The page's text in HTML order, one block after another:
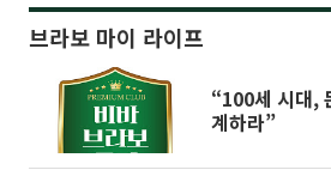
브라보 마이 라이프
“100세 시대,
계하라”